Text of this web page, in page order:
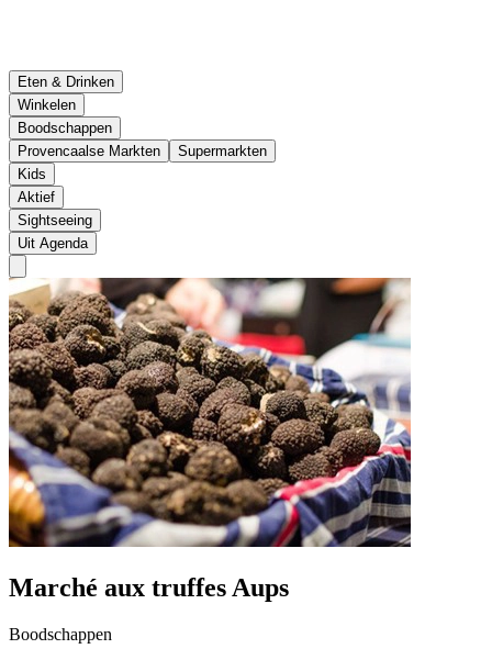
Eten & Drinken
Winkelen
Boodschappen
Provencaalse Markten
Supermarkten
Kids
Aktief
Sightseeing
Uit Agenda
Marché aux truffes Aups
Boodschappen